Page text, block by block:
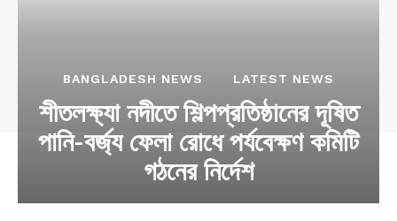
BANGLADESH NEWS LATEST NEWS
শীতলক্ষ্যা নদীতে শিল্পপ্রতিষ্ঠানের দূষিত
পানি-বর্জ্য ফেলা রোধে পর্যবেক্ষণ কমিটি
গঠনের নির্দেশ